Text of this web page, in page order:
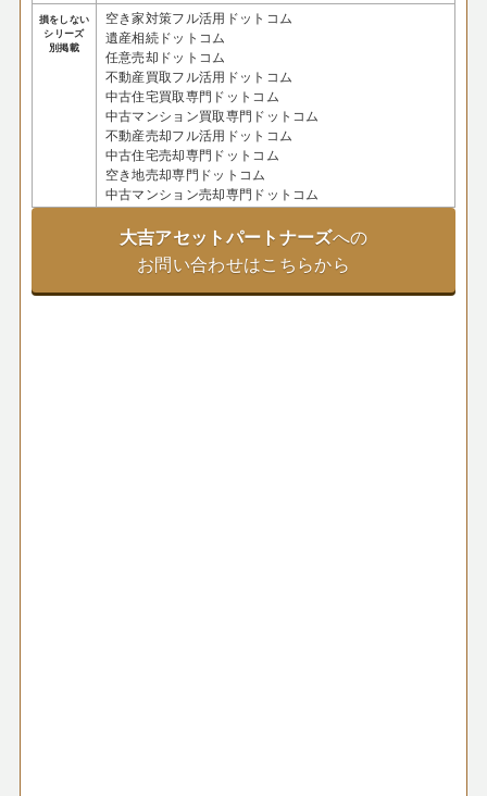
損をしない
シリーズ
別掲載
空き家対策フル活用ドットコム
遺産相続ドットコム
任意売却ドットコム
不動産買取フル活用ドットコム
中古住宅買取専門ドットコム
中古マンション買取専門ドットコム
不動産売却フル活用ドットコム
中古住宅売却専門ドットコム
空き地売却専門ドットコム
中古マンション売却専門ドットコム
大吉アセットパートナーズへの
お問い合わせはこちらから